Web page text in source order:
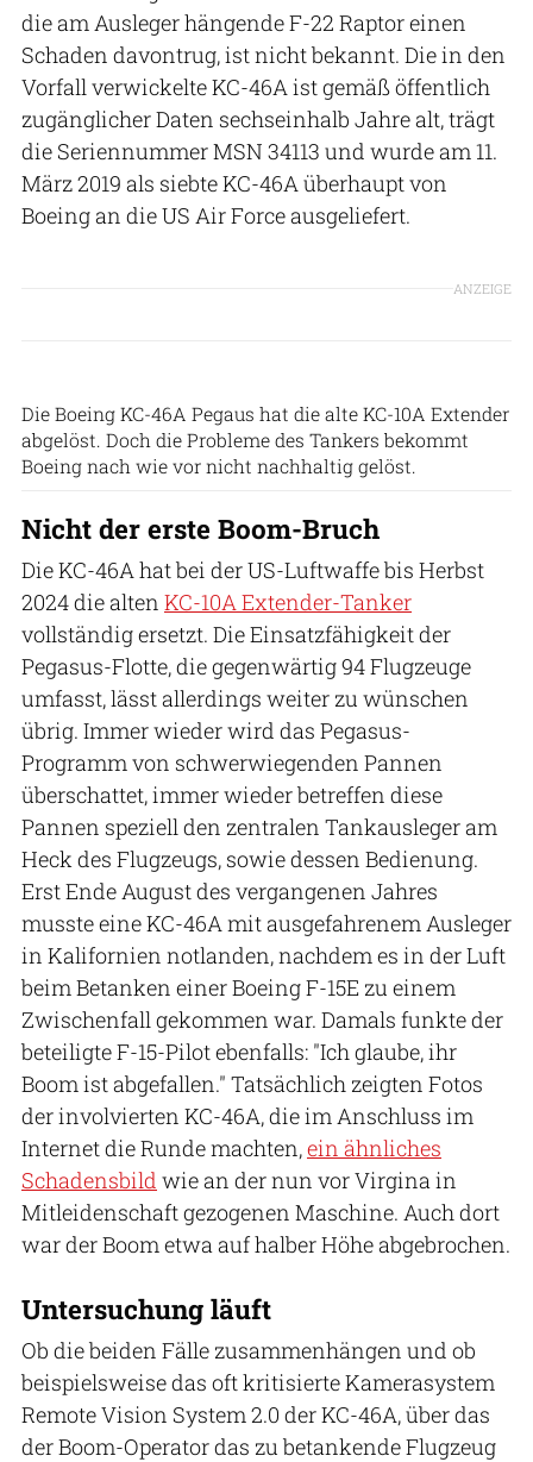
die am Ausleger hängende F-22 Raptor einen
Schaden davontrug, ist nicht bekannt. Die in den
Vorfall verwickelte KC-46A ist gemäß öffentlich
zugänglicher Daten sechseinhalb Jahre alt, trägt
die Seriennummer MSN 34113 und wurde am 11.
März 2019 als siebte KC-46A überhaupt von
Boeing an die US Air Force ausgeliefert.
ANZEIGE
Die Boeing KC-46A Pegaus hat die alte KC-10A Extender
abgelöst. Doch die Probleme des Tankers bekommt
Boeing nach wie vor nicht nachhaltig gelöst.
Nicht der erste Boom-Bruch
Die KC-46A hat bei der US-Luftwaffe bis Herbst
2024 die alten KC-10A Extender-Tanker
vollständig ersetzt. Die Einsatzfähigkeit der
Pegasus-Flotte, die gegenwärtig 94 Flugzeuge
umfasst, lässt allerdings weiter zu wünschen
übrig. Immer wieder wird das Pegasus-
Programm von schwerwiegenden Pannen
überschattet, immer wieder betreffen diese
Pannen speziell den zentralen Tankausleger am
Heck des Flugzeugs, sowie dessen Bedienung.
Erst Ende August des vergangenen Jahres
musste eine KC-46A mit ausgefahrenem Ausleger
in Kalifornien notlanden, nachdem es in der Luft
beim Betanken einer Boeing F-15E zu einem
Zwischenfall gekommen war. Damals funkte der
beteiligte F-15-Pilot ebenfalls: "Ich glaube, ihr
Boom ist abgefallen." Tatsächlich zeigten Fotos
der involvierten KC-46A, die im Anschluss im
Internet die Runde machten,ein ähnliches
Schadensbild wie an der nun vor Virgina in
Mitleidenschaft gezogenen Maschine. Auch dort
war der Boom etwa auf halber Höhe abgebrochen.
Untersuchung läuft
Ob die beiden Fälle zusammenhängen und ob
beispielsweise das oft kritisierte Kamerasystem
Remote Vision System 2.0 der KC-46A, über das
der Boom-Operator das zu betankende Flugzeug